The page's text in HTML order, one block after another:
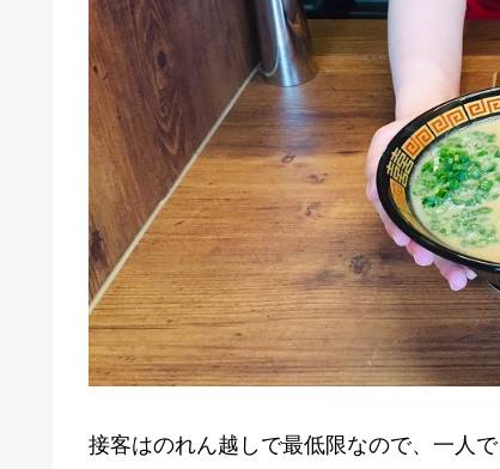
接客はのれん越しで最低限なので、一人